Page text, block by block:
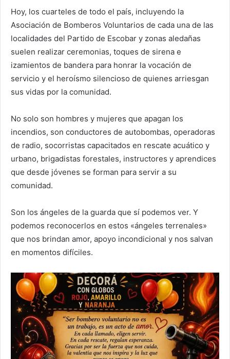
Hoy, los cuarteles de todo el país, incluyendo la
Asociación de Bomberos Voluntarios de cada una de las
localidades del Partido de Escobar y zonas aledañas
suelen realizar ceremonias, toques de sirena e
izamientos de bandera para honrar la vocación de
servicio y el heroísmo silencioso de quienes arriesgan
sus vidas por la comunidad.
No solo son hombres y mujeres que apagan los
incendios, son conductores de autobombas, operadoras
de radio, socorristas capacitados en rescate acuático y
urbano, brigadistas forestales, instructores y aprendices
que desde jóvenes se forman para servir a su
comunidad.
Son los ángeles de la guarda que sí podemos ver. Y
podemos reconocerlos en estos «ángeles terrenales»
que nos brindan amor, apoyo incondicional y nos salvan
en momentos difíciles.